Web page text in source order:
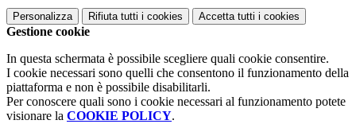
Personalizza Rifiuta tutti i cookies Accetta tutti i cookies
Gestione cookie
In questa schermata è possibile scegliere quali cookie consentire.
I cookie necessari sono quelli che consentono il funzionamento della
piattaforma e non è possibile disabilitarli.
Per conoscere quali sono i cookie necessari al funzionamento potete
visionare la COOKIE POLICY.